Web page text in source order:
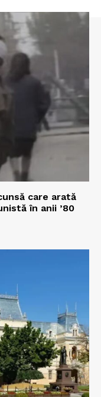
care arată
în anii ’80